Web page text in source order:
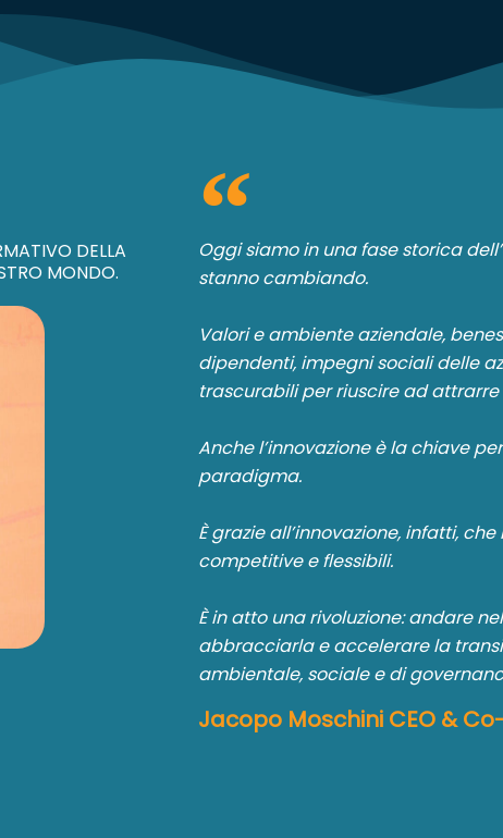
DELLA
MONDO.
Oggi siamo in una fase storica
stanno cambiando.
Valori e ambiente aziendale,
dipendenti, impegni sociali delle
trascurabili per riuscire ad
Anche l’innovazione è la chiave
paradigma.
È grazie all’innovazione, infatti,
competitive e flessibili.
È in atto una rivoluzione: andare
abbracciarla e accelerare la
ambientale, sociale e di
Jacopo Moschini CEO &